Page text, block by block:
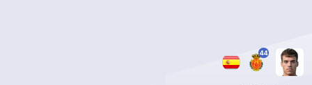
44